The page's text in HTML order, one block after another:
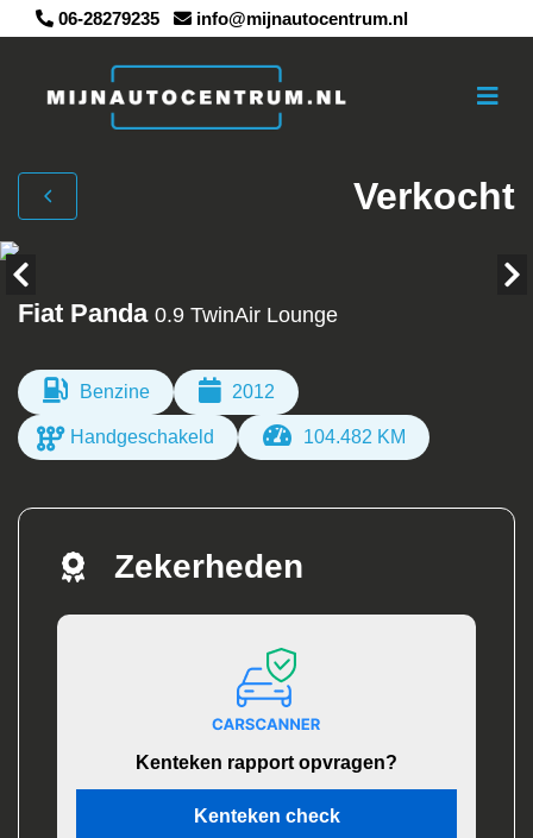
06-28279235 info@mijnautocentrum.nl
Verkocht
Fiat Panda 0.9 TwinAir Lounge
Benzine 2012
Handgeschakeld 104.482 KM
Zekerheden
Kenteken rapport opvragen?
Kenteken check